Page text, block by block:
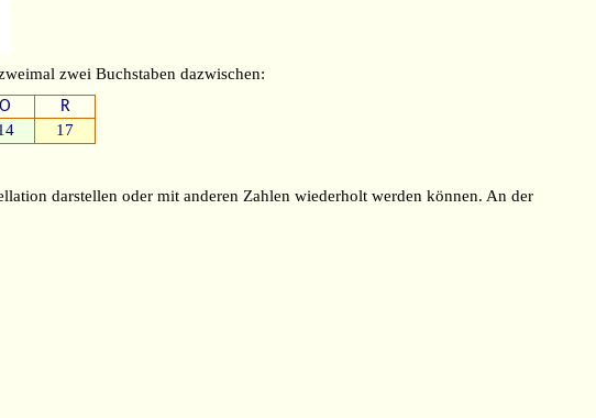
zwei Buchstaben dazwischen:
O
R
17
darstellen oder mit anderen Zahlen wiederholt werden können. An der